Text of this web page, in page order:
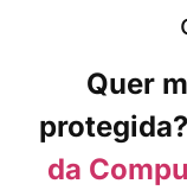
Quer
protegida?
da